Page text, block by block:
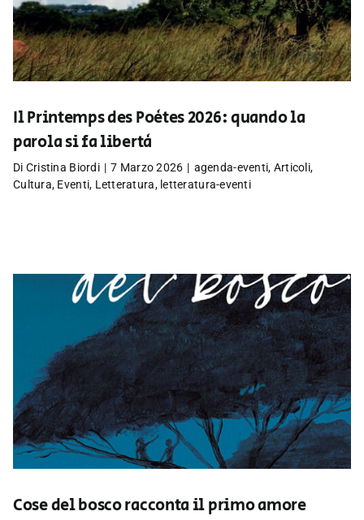
Il Printemps des Poètes 2026: quando la
parola si fa libertà
Di Cristina Biordi | 7 Marzo 2026 | agenda-eventi, Articoli,
Cultura, Eventi, Letteratura, letteratura-eventi
Cose del bosco racconta il primo amore